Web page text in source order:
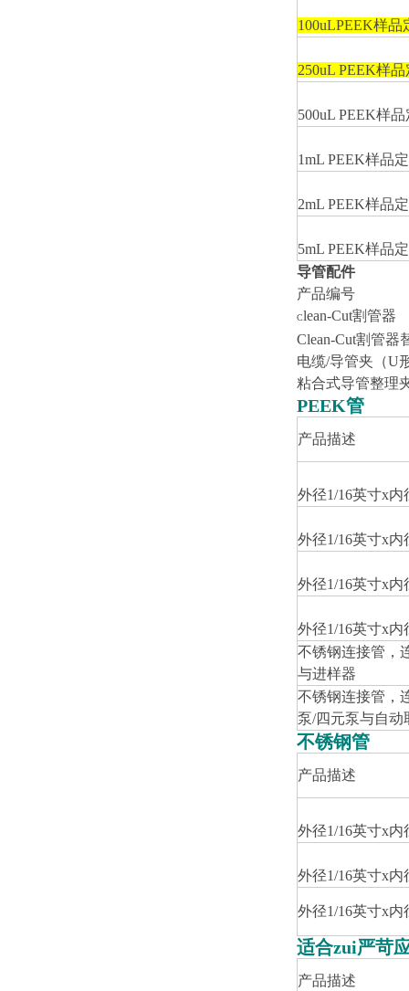
100uLPEEK样品
250uL PEEK样品
500uL PEEK样品
1mL PEEK样品
2mL PEEK样品
5mL PEEK样品
导管配件
产品编号
Clean-Cut割管
Clean-Cut割管
电缆/导管夹
粘合式导管整
PEEK管
产品描述
外径1/16英寸x内
外径1/16英寸x内
外径1/16英寸x内
外径1/16英寸x内
不锈钢连接管，
与进样器
不锈钢连接管，
泵/四元泵与自动
不锈钢管
产品描述
外径1/16英寸x内
外径1/16英寸x内
外径1/16英寸x内
适合zui严苛
产品描述